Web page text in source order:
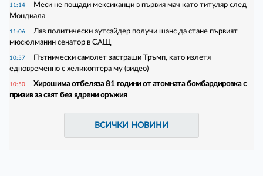
11:14
Меси не пощади мексиканци в първия мач като титуляр след
Мондиала
11:06
Ляв политически аутсайдер получи шанс да стане първият
мюсюлманин сенатор в САЩ
10:57
Пътнически самолет застраши Тръмп, като излетя
едновременно с хеликоптера му (видео)
10:50
Хирошима отбеляза 81 години от атомната бомбардировка с
призив за свят без ядрени оръжия
ВСИЧКИ НОВИНИ